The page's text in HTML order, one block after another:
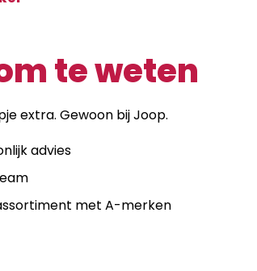
te weten
extra. Gewoon bij Joop.
advies
met A-merken